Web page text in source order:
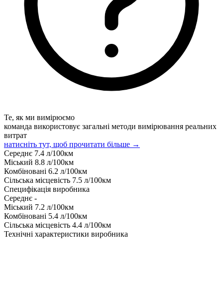
Те, як ми вимірюємо
команда використовує загальні методи вимірювання реальних
витрат
натисніть тут, щоб прочитати більше →
Середнє 7.4 л/100км
Міський 8.8 л/100км
Комбіновані 6.2 л/100км
Сільська місцевість 7.5 л/100км
Специфікація виробника
Середнє -
Міський 7.2 л/100км
Комбіновані 5.4 л/100км
Сільська місцевість 4.4 л/100км
Технічні характеристики виробника